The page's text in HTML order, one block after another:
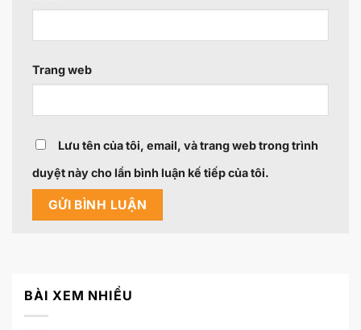
Trang web
Lưu tên của tôi, email, và trang web trong trình
duyệt này cho lần bình luận kế tiếp của tôi.
BÀI XEM NHIỀU